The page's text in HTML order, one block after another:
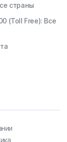
страны
(Toll Free): Все